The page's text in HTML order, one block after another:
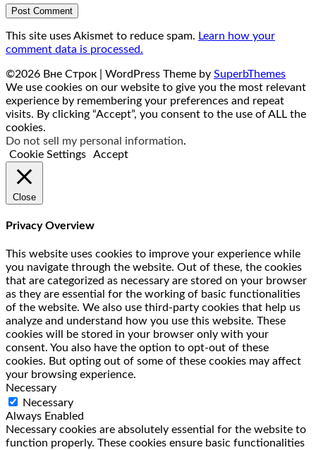
This site uses Akismet to reduce spam. Learn how your
comment data is processed.
©2026 Вне Строк | WordPress Theme by SuperbThemes
We use cookies on our website to give you the most relevant
experience by remembering your preferences and repeat
visits. By clicking “Accept”, you consent to the use of ALL the
cookies.
Do not sell my personal information.
Cookie Settings
Accept
Close
Privacy Overview
This website uses cookies to improve your experience while
you navigate through the website. Out of these, the cookies
that are categorized as necessary are stored on your browser
as they are essential for the working of basic functionalities
of the website. We also use third-party cookies that help us
analyze and understand how you use this website. These
cookies will be stored in your browser only with your
consent. You also have the option to opt-out of these
cookies. But opting out of some of these cookies may affect
your browsing experience.
Necessary
Necessary
Always Enabled
Necessary cookies are absolutely essential for the website to
function properly. These cookies ensure basic functionalities